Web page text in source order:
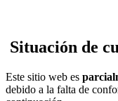
Situación de
Este sitio web es
debido a la falta de